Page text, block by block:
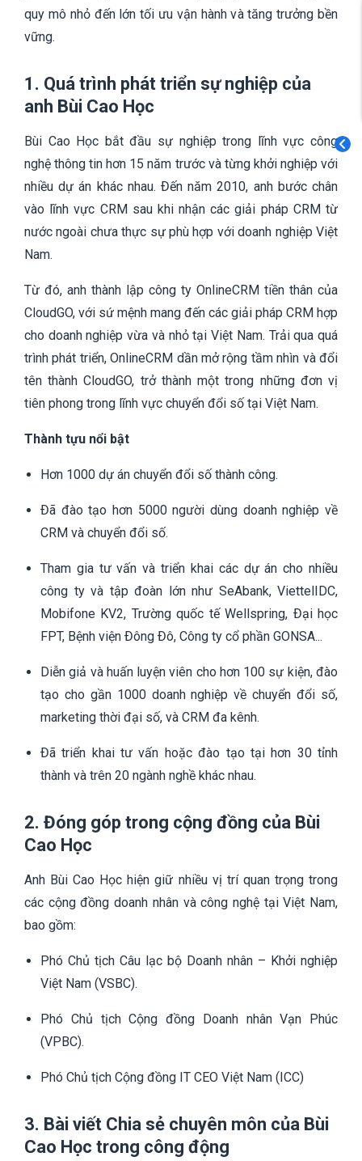
quy mô nhỏ đến lớn tối ưu vận hành và tăng trưởng bền
vững.
1. Quá trình phát triển sự nghiệp của
anh Bùi Cao Học
Bùi Cao Học bắt đầu sự nghiệp trong lĩnh vực công
nghệ thông tin hơn 15 năm trước và từng khởi nghiệp với
nhiều dự án khác nhau. Đến năm 2010, anh bước chân
vào lĩnh vực CRM sau khi nhận các giải pháp CRM từ
nước ngoài chưa thực sự phù hợp với doanh nghiệp Việt
Nam.
Từ đó, anh thành lập công ty OnlineCRM tiền thân của
CloudGO, với sứ mệnh mang đến các giải pháp CRM hợp
cho doanh nghiệp vừa và nhỏ tại Việt Nam. Trải qua quá
trình phát triển, OnlineCRM dần mở rộng tầm nhìn và đổi
tên thành CloudGO, trở thành một trong những đơn vị
tiên phong trong lĩnh vực chuyển đổi số tại Việt Nam.
Thành tựu nổi bật
Hơn 1000 dự án chuyển đổi số thành công.
Đã đào tạo hơn 5000 người dùng doanh nghiệp về
CRM và chuyển đổi số.
Tham gia tư vấn và triển khai các dự án cho nhiều
công ty và tập đoàn lớn như SeAbank, ViettelIDC,
Mobifone KV2, Trường quốc tế Wellspring, Đại học
FPT, Bệnh viện Đông Đô, Công ty cổ phần GONSA...
Diễn giả và huấn luyện viên cho hơn 100 sự kiện, đào
tạo cho gần 1000 doanh nghiệp về chuyển đổi số,
marketing thời đại số, và CRM đa kênh.
Đã triển khai tư vấn hoặc đào tạo tại hơn 30 tỉnh
thành và trên 20 ngành nghề khác nhau.
2. Đóng góp trong cộng đồng của Bùi
Cao Học
Anh Bùi Cao Học hiện giữ nhiều vị trí quan trọng trong
các cộng đồng doanh nhân và công nghệ tại Việt Nam,
bao gồm:
Phó Chủ tịch Câu lạc bộ Doanh nhân – Khởi nghiệp
Việt Nam (VSBC).
Phó Chủ tịch Cộng đồng Doanh nhân Vạn Phúc
(VPBC).
Phó Chủ tịch Cộng đồng IT CEO Việt Nam (ICC)
3. Bài viết Chia sẻ chuyên môn của Bùi
Cao Học trong công động